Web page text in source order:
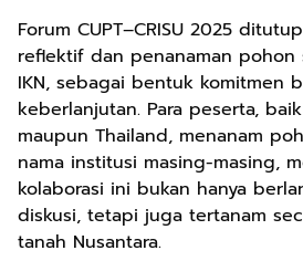
Forum CUPT–CRISU 2025
reflektif dan penanaman pohon
IKN, sebagai bentuk komitmen
keberlanjutan. Para peserta,
maupun Thailand, menanam
nama institusi masing-masing,
kolaborasi ini bukan hanya
diskusi, tetapi juga tertanam
tanah Nusantara.